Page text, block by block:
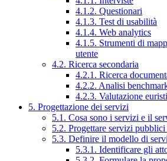
4.1.2. Questionari
4.1.3. Test di usabilità
4.1.4. Web analytics
4.1.5. Strumenti di
utente
4.2. Ricerca secondaria
4.2.1. Ricerca
4.2.2. Analisi
4.2.3. Valutazione
5. Progettazione dei servizi
5.1. Cosa sono i servizi e il
5.2. Progettare servizi
5.3. Definire il modello di
5.3.1. Identificare gli